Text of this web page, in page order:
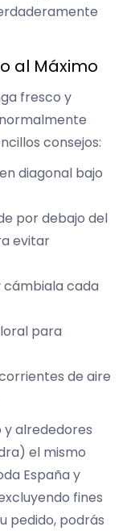
al Máximo
fresco y
consejos:
diagonal bajo
por debajo del
evitar
cámbiala cada
para
de aire
y alrededores
el mismo
España y
fines
pedido, podrás